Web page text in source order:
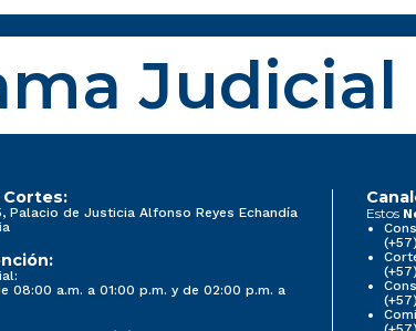
Judicial
Cortes:
Palacio de Justicia Alfonso Reyes Echandía
08:00 a.m. a 01:00 p.m. y de 02:00 p.m. a
Estos